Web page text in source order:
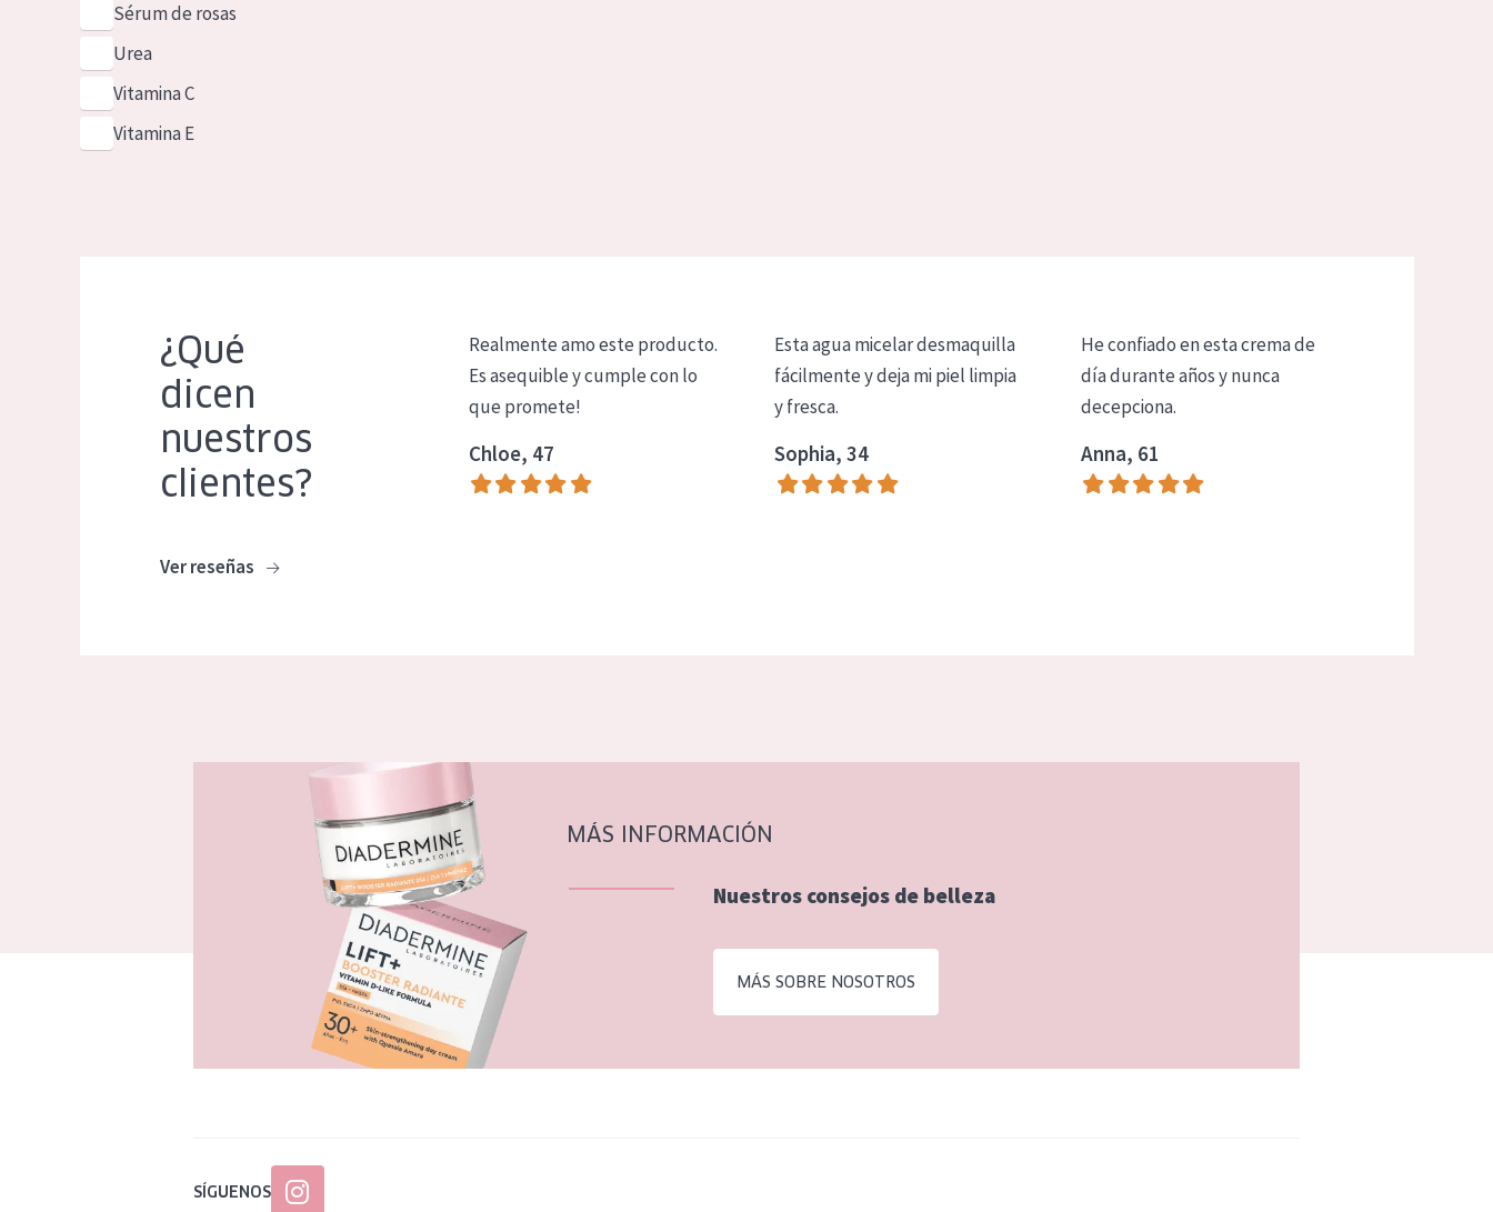
Sérum de rosas
Urea
Vitamina C
Vitamina E
¿Qué
dicen
nuestros
clientes?
Ver reseñas
Realmente amo este producto.
Es asequible y cumple con lo
que promete!
Chloe, 47
Esta agua micelar desmaquilla
fácilmente y deja mi piel limpia
y fresca.
Sophia, 34
He confiado en esta crema de
día durante años y nunca
decepciona.
Anna, 61
MÁS INFORMACIÓN
Nuestros consejos de belleza
MÁS SOBRE NOSOTROS
SÍGUENOS